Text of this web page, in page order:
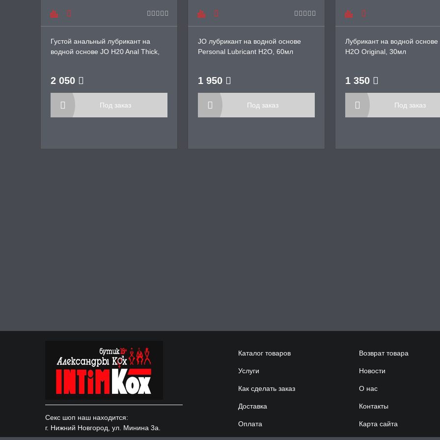
Густой анальный лубрикант на
водной основе JO H20 Anal Thick,
2 050
Под заказ
JO лубрикант на водной основе
Personal Lubricant H2O, 60мл
1 950
Под заказ
Лубрикант на водной основе
H2O Original, 30мл
1 350
Под заказ
Секс шоп наш находится:
г. Нижний Новгород, ул. Минина 3а.
Каталог товаров
Услуги
Как сделать заказ
Доставка
Оплата
Возврат товара
Новости
О нас
Контакты
Карта сайта